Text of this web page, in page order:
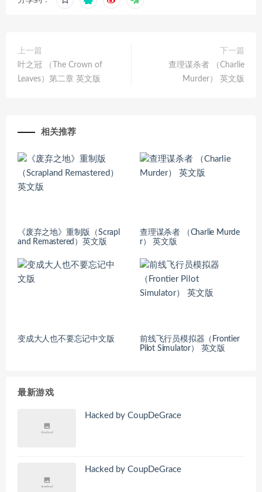
上一篇
叶之冠 （The Crown of
Leaves）第二章 英文版
下一篇
查理谋杀者 （Charlie
Murder） 英文版
相关推荐
《废弃之地》重制版（Scrapl
and Remastered）英文版
查理谋杀者 （Charlie Murde
r） 英文版
变成大人也不要忘记中文版
前线飞行员模拟器（Frontier
Pilot Simulator） 英文版
最新游戏
Hacked by CoupDeGrace
Hacked by CoupDeGrace